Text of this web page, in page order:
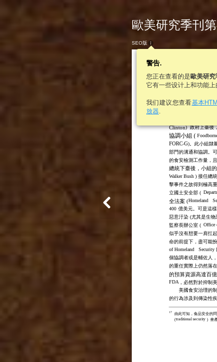
歐美研究季刊
Clinton) 政府上臺後
協調小組 (
FORC-G)。此小組隸
部門的溝通和協調。
的食安檢測工作量，
總統下臺後，小組
Walker Bush ) 接任總
擊事件之故得到極高
立國土安全部 (
全法案 (Homeland
400 億美元。可是這
惡意汙染 (尤其是生
監察長辦公室 ( Office
似乎沒有想要一肩扛
命的前提下，盡可能
of Homeland
Security
個協調者或是輔佐人
的重任實際上仍然落在
的預算資源高達百
FDA ，必然對於抑制
美國食安治理的
的行為涉及到傳染性
17
由此可知，食品安全的
(traditional security ) 會
SEO版
警告.
您正在查看的是歐美研
它有一些设计上和功能
我们建议您查看基本
放器